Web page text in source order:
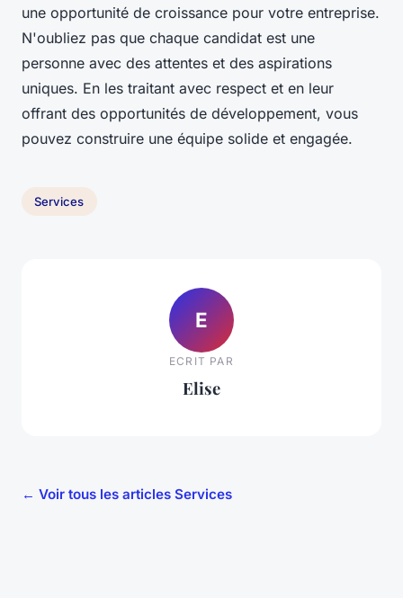
une opportunité de croissance pour votre entreprise.
N'oubliez pas que chaque candidat est une
personne avec des attentes et des aspirations
uniques. En les traitant avec respect et en leur
offrant des opportunités de développement, vous
pouvez construire une équipe solide et engagée.
Services
E
ECRIT PAR
Elise
← Voir tous les articles Services